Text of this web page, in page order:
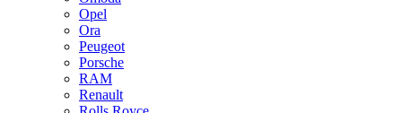
Opel
Ora
Peugeot
Porsche
RAM
Renault